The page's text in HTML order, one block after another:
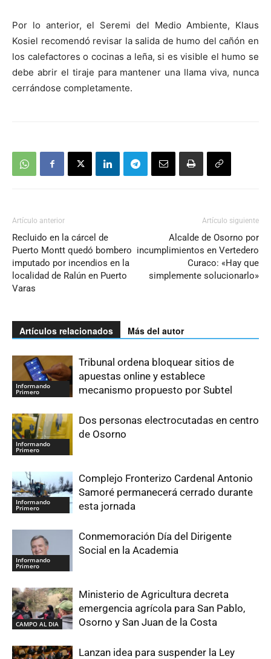
Por lo anterior, el Seremi del Medio Ambiente, Klaus
Kosiel recomendó revisar la salida de humo del cañón en
los calefactores o cocinas a leña, si es visible el humo se
debe abrir el tiraje para mantener una llama viva, nunca
cerrándose completamente.
Artículo anterior
Recluido en la cárcel de
Puerto Montt quedó bombero
imputado por incendios en la
localidad de Ralún en Puerto
Varas
Artículo siguiente
Alcalde de Osorno por
incumplimientos en Vertedero
Curaco: «Hay que
simplemente solucionarlo»
Artículos relacionados Más del autor
Informando
Primero
Tribunal ordena bloquear sitios de
apuestas online y establece
mecanismo propuesto por Subtel
Informando
Primero
Dos personas electrocutadas en centro
de Osorno
Informando
Primero
Complejo Fronterizo Cardenal Antonio
Samoré permanecerá cerrado durante
esta jornada
Informando
Primero
Conmemoración Día del Dirigente
Social en la Academia
CAMPO AL DIA
Ministerio de Agricultura decreta
emergencia agrícola para San Pablo,
Osorno y San Juan de la Costa
Lanzan idea para suspender la Ley